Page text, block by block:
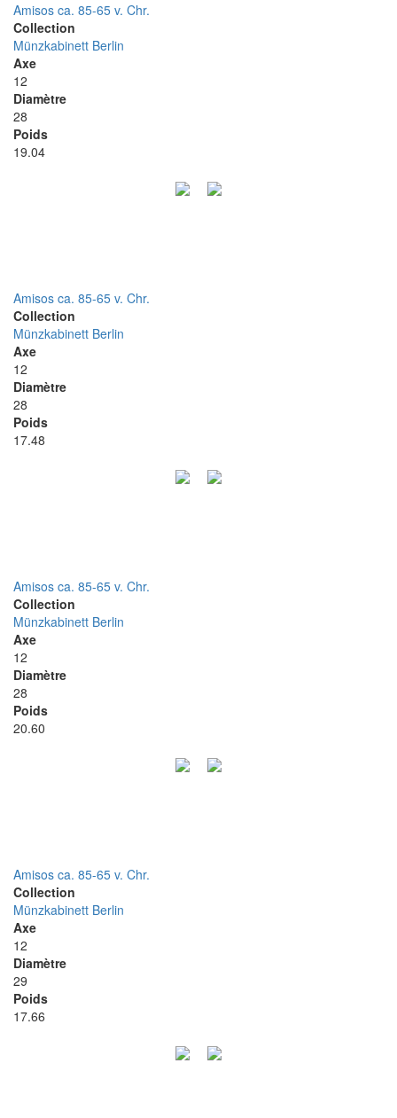
Amisos ca. 85-65 v. Chr.
Collection
Münzkabinett Berlin
Axe
12
Diamètre
28
Poids
19.04
Amisos ca. 85-65 v. Chr.
Collection
Münzkabinett Berlin
Axe
12
Diamètre
28
Poids
17.48
Amisos ca. 85-65 v. Chr.
Collection
Münzkabinett Berlin
Axe
12
Diamètre
28
Poids
20.60
Amisos ca. 85-65 v. Chr.
Collection
Münzkabinett Berlin
Axe
12
Diamètre
29
Poids
17.66